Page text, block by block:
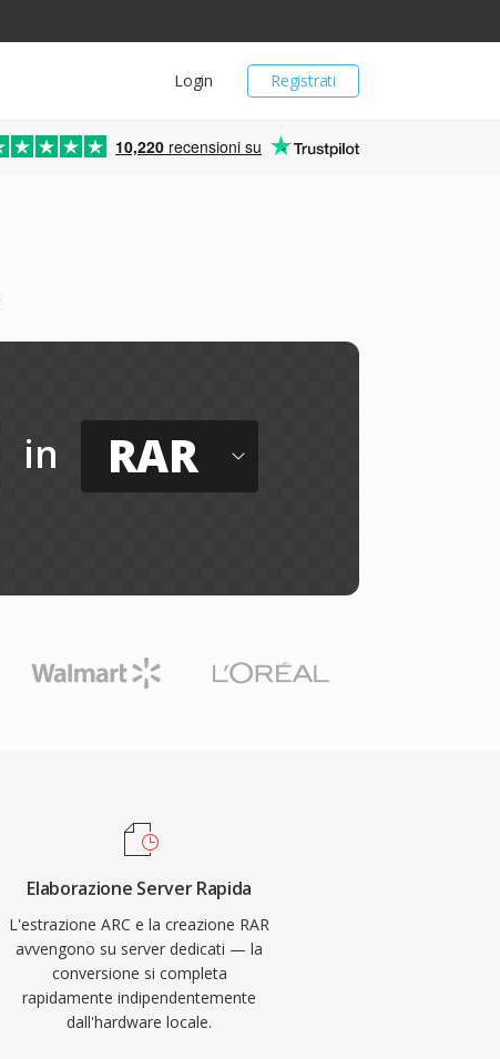
Registrati
Login
10,220 recensioni su
in RAR
Elaborazione Server Rapida
L'estrazione ARC e la creazione RAR
avvengono su server dedicati — la
conversione si completa
rapidamente indipendentemente
dall'hardware locale.